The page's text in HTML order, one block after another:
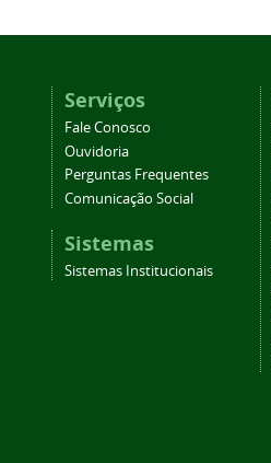
Serviços
Fale Conosco
Ouvidoria
Perguntas Frequentes
Comunicação Social
Sistemas
Sistemas Institucionais